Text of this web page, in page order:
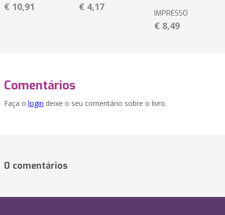
€ 10,91 € 4,17
IMPRESSO
€ 8,49
Comentários
Faça o login deixe o seu comentário sobre o livro.
0 comentários